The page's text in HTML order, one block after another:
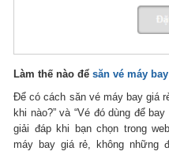
Làm thế nào đểsăn vé máy bay
Để có cách săn vé máy bay giá
khi nào?” và “Vé đó dùng để
giải đáp khi bạn chọn trong web
máy bay giá rẻ, không những